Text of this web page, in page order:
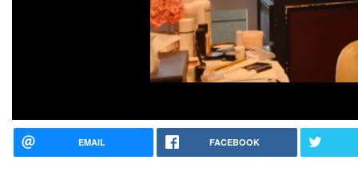
EMAIL FACEBOOK